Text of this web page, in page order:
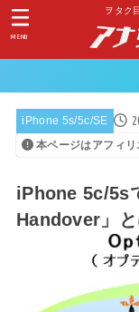
ヲタク
MENU
iPhone 5s/5c/SE
本ページはアフィリ
iPhone 5c/5s
Handover」と